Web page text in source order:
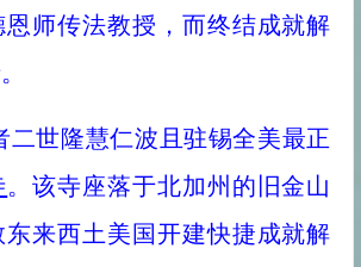
恩师传法教授，而终结成就解
隆慧仁波且驻锡全美最正
。该寺座落于北加州的旧金山
来西土美国开建快捷成就解